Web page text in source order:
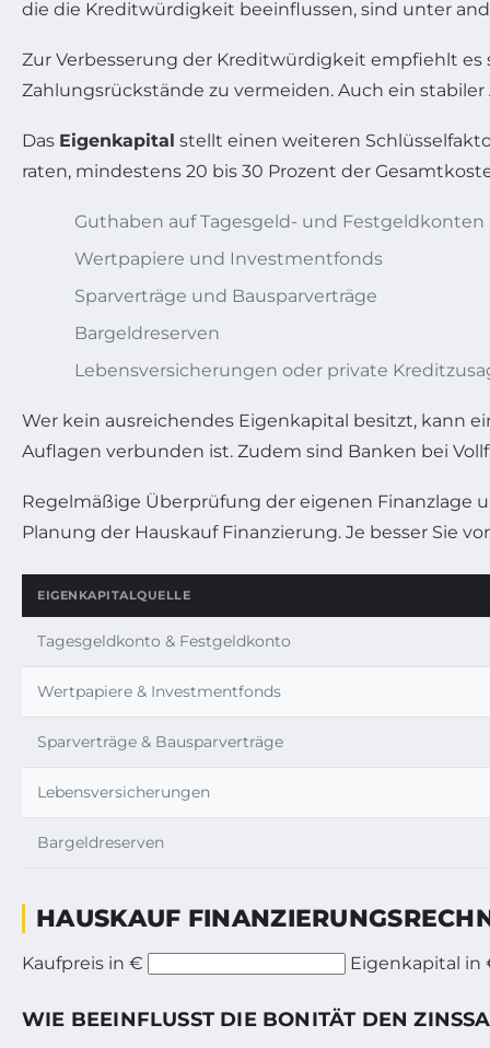
die die Kreditwürdigkeit beeinflussen, sind unter
Zur Verbesserung der Kreditwürdigkeit empfiehlt
Zahlungsrückstände zu vermeiden. Auch ein
Das Eigenkapital stellt einen weiteren
raten, mindestens 20 bis 30 Prozent der
Guthaben auf Tagesgeld- und Festgeldkonten
Wertpapiere und Investmentfonds
Sparverträge und Bausparverträge
Bargeldreserven
Lebensversicherungen oder private
Wer kein ausreichendes Eigenkapital besitzt, kann
Auflagen verbunden ist. Zudem sind Banken bei
Regelmäßige Überprüfung der eigenen
Planung der Hauskauf Finanzierung. Je besser Sie
EIGENKAPITALQUELLE
Tagesgeldkonto & Festgeldkonto
Wertpapiere & Investmentfonds
Sparverträge & Bausparverträge
Lebensversicherungen
Bargeldreserven
HAUSKAUF
Kaufpreis in € Eigenkapital in
WIE BEEINFLUSST DIE BONITÄT DEN